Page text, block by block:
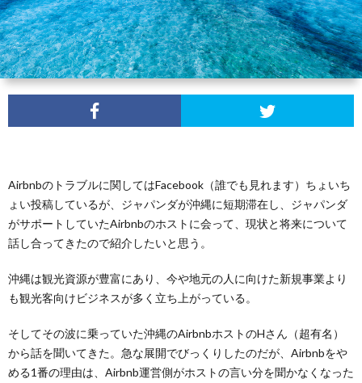
Airbnbのトラブルに関してはFacebook（誰でも見れます）ちょいち
ょい投稿しているが、ジャパンダが沖縄に短期滞在し、ジャパンダ
がサポートしていたAirbnbのホストに会って、現状と将来について
話し合ってきたので紹介したいと思う。
沖縄は観光資源が豊富にあり、今や地元の人に向けた新規事業より
も観光客向けビジネスが多く立ち上がっている。
そしてその波に乗っていた沖縄のAirbnbホストのHさん（超有名）
から話を聞いてきた。急な展開でびっくりしたのだが、Airbnbをや
める1番の理由は、Airbnb運営側がホストの言い分を聞かなくなった